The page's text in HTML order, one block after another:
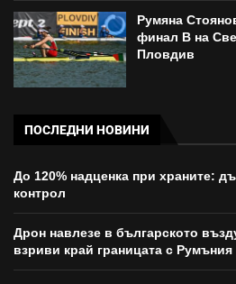
Румяна
финал B на
Пловдив
ПОСЛЕДНИ НОВИНИ
До 120% надценка при храните:
контрол
Дрон навлезе в българското
взриви край границата с Румъния